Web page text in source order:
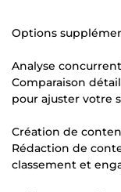
Options
Analyse
Comparaison
pour ajuster votre
Création de
Rédaction de
classement et